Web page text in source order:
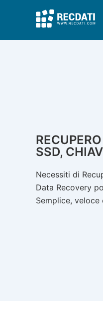
SSD,
Necessiti di
Data Recovery
Semplice, veloce